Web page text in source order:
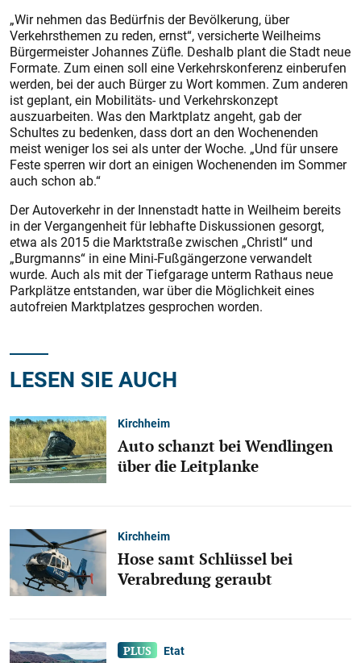
„Wir nehmen das Bedürfnis der Bevölkerung, über
Verkehrsthemen zu reden, ernst“, versicherte Weilheims
Bürgermeister Johannes Züfle. Deshalb plant die Stadt neue
Formate. Zum einen soll eine Verkehrskonferenz einberufen
werden, bei der auch Bürger zu Wort kommen. Zum anderen
ist geplant, ein Mobilitäts- und Verkehrskonzept
auszuarbeiten. Was den Marktplatz angeht, gab der
Schultes zu bedenken, dass dort an den Wochenenden
meist weniger los sei als unter der Woche. „Und für unsere
Feste sperren wir dort an einigen Wochenenden im Sommer
auch schon ab.“
Der Autoverkehr in der Innenstadt hatte in Weilheim bereits
in der Vergangenheit für lebhafte Diskussionen gesorgt,
etwa als 2015 die Marktstraße zwischen „Christl“ und
„Burgmanns“ in eine Mini-Fußgängerzone verwandelt
wurde. Auch als mit der Tiefgarage unterm Rathaus neue
Parkplätze entstanden, war über die Möglichkeit eines
autofreien Marktplatzes gesprochen worden.
LESEN SIE AUCH
Kirchheim
Auto schanzt bei Wendlingen
über die Leitplanke
Kirchheim
Hose samt Schlüssel bei
Verabredung geraubt
Etat